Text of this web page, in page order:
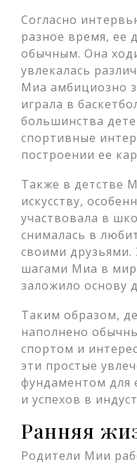
Согласно
разное время, ее
обычным. Она
увлекалась
Миа амбициозно
играла в
большинства
спортивные
построении ее
Также в детстве
искусству,
участвовала в
снималась в
своими
шагами Миа в
заложило основу
Таким образом,
наполнено
спортом и
эти простые
фундаментом для
и успехов в
Ранняя
Родители Мии